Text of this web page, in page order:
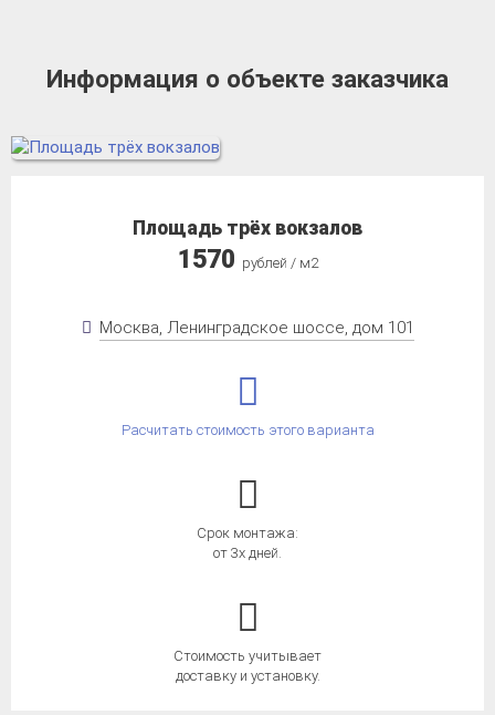
Информация о объекте заказчика
Площадь трёх вокзалов
1570 рублей / м2
Москва, Ленинградское шоссе, дом 101
Расчитать стоимость этого варианта
Срок монтажа:
от 3х дней.
Стоимость учитывает
доставку и установку.